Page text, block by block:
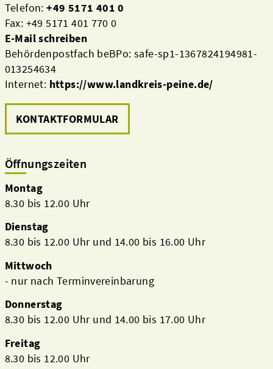
Telefon:+49 5171 401 0
Fax: +49 5171 401 770 0
E-Mail schreiben
Behördenpostfach beBPo: safe-sp1-1367824194981-
013254634
Internet: https://www.landkreis-peine.de/
KONTAKTFORMULAR
Öffnungszeiten
Montag
8.30 bis 12.00 Uhr
Dienstag
8.30 bis 12.00 Uhr und 14.00 bis 16.00 Uhr
Mittwoch
- nur nach Terminvereinbarung
Donnerstag
8.30 bis 12.00 Uhr und 14.00 bis 17.00 Uhr
Freitag
8.30 bis 12.00 Uhr